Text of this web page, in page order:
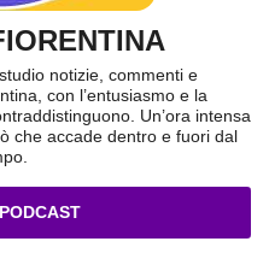
notizie, commenti e
con l’entusiasmo e la
Un’ora intensa
che accade dentro e fuori dal